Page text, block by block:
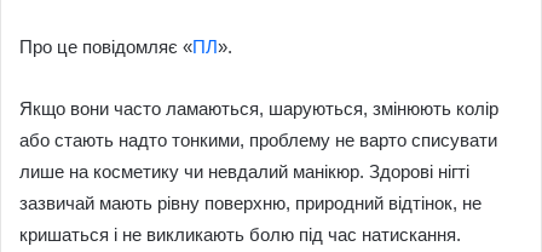
Про це повідомляє «ПЛ».
Якщо вони часто ламаються, шаруються, змінюють колір
або стають надто тонкими, проблему не варто списувати
лише на косметику чи невдалий манікюр. Здорові нігті
зазвичай мають рівну поверхню, природний відтінок, не
кришаться і не викликають болю під час натискання.